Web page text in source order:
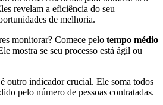
revelam a eficiência do seu
de melhoria.
monitorar? Comece pelo tempo médio
mostra se seu processo está ágil ou
é outro indicador crucial. Ele soma todos
pelo número de pessoas contratadas.